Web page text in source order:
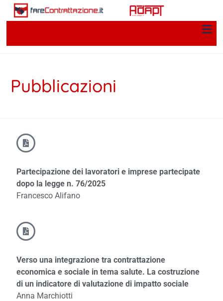
Pubblicazioni
Partecipazione dei lavoratori e imprese partecipate
dopo la legge n. 76/2025
Francesco Alifano
Verso una integrazione tra contrattazione
economica e sociale in tema salute. La costruzione
di un indicatore di valutazione di impatto sociale
Anna Marchiotti